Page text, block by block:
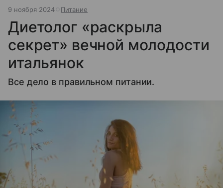
9 ноября 2024 Питание
Диетолог «раскрыла
секрет» вечной молодости
итальянок
Все дело в правильном питании.